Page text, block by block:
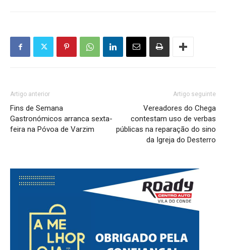
Artigo anterior
Fins de Semana
Gastronómicos arranca sexta-
feira na Póvoa de Varzim
Artigo seguinte
Vereadores do Chega
contestam uso de verbas
públicas na reparação do sino
da Igreja do Desterro